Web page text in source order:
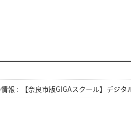
報 :
【奈良市版GIGAスクール】デジ